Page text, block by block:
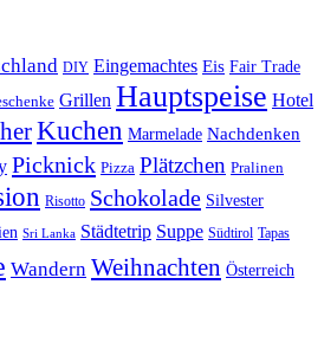
DIY Eingemachtes Eis Fair Trade
Grillen Hauptspeise Hotel
Kuchen Marmelade Nachdenken
Picknick Pizza Plätzchen Pralinen
Risotto Schokolade Silvester
Sri Lanka Städtetrip Suppe Südtirol Tapas
Wandern Weihnachten Österreich